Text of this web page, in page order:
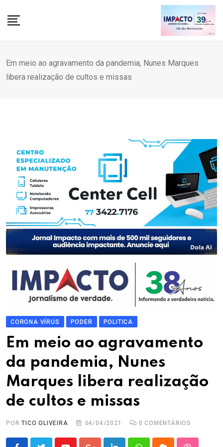
Em meio ao agravamento da pandemia, Nunes Marques
libera realização de cultos e missas
CORONA VÍRUS PODER POLITICA
Em meio ao agravamento
da pandemia, Nunes
Marques libera realização
de cultos e missas
PORTICO OLIVEIRA 04/04/2021 0 COMENTÁRIOS